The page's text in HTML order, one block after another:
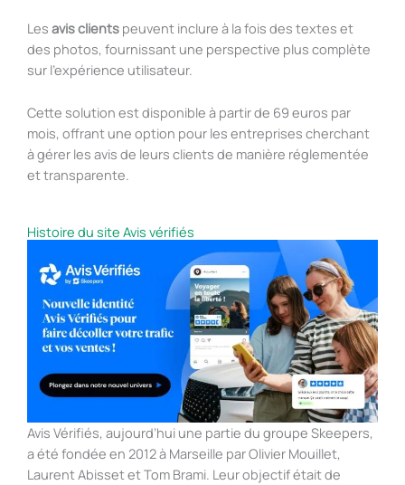
Les avis clients peuvent inclure à la fois des textes et
des photos, fournissant une perspective plus complète
sur l’expérience utilisateur.
Cette solution est disponible à partir de 69 euros par
mois, offrant une option pour les entreprises cherchant
à gérer les avis de leurs clients de manière réglementée
et transparente.
Histoire du site Avis vérifiés
Avis Vérifiés, aujourd’hui une partie du groupe Skeepers,
a été fondée en 2012 à Marseille par Olivier Mouillet,
Laurent Abisset et Tom Brami. Leur objectif était de